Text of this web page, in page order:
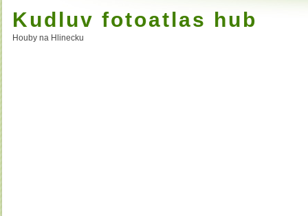
Kudluv fotoatlas hub
Houby na Hlinecku